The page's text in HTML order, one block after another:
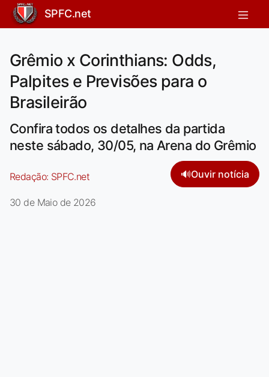
SPFC.net
Grêmio x Corinthians: Odds,
Palpites e Previsões para o
Brasileirão
Confira todos os detalhes da partida
neste sábado, 30/05, na Arena do Grêmio
Redação: SPFC.net 🔊Ouvir notícia
30 de Maio de 2026